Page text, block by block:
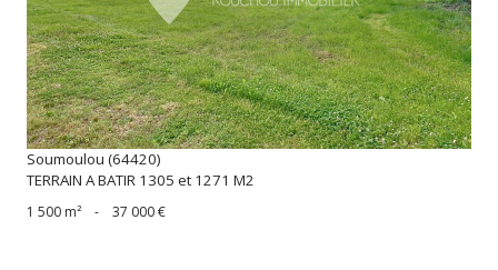
Soumoulou (64420)
TERRAIN A BATIR 1305 et 1271 M2
1 500 m² - 37 000 €